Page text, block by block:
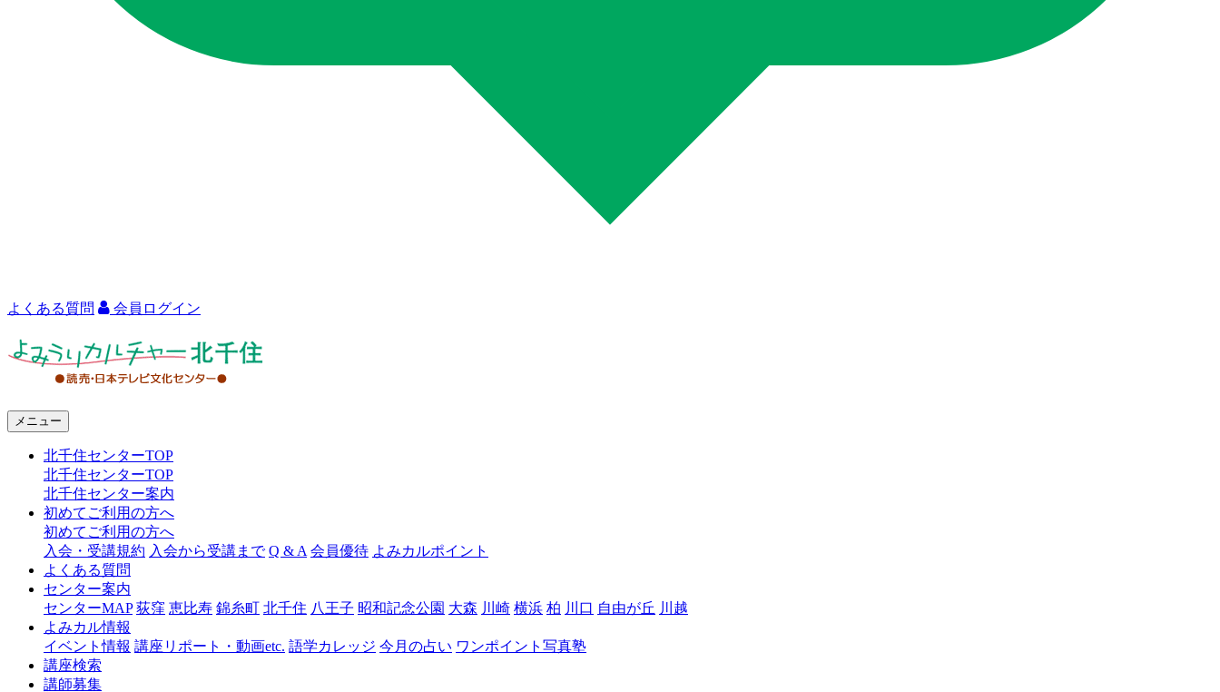
よくある質問 会員ログイン
ャ
北
千
メニュー
北千住センターTOP
北千住センターTOP
北千住センター案内
初めてご利用の方へ
初めてご利用の方へ
入会・受講規約 入会から受講まで Q & A 会員優待 よみカルポイント
よくある質問
センター案内
センターMAP 荻窪 恵比寿 錦糸町 北千住 八王子 昭和記念公園 大森 川崎 横浜 柏 川口 自由が丘 川越
よみカル情報
イベント情報 講座リポート・動画etc. 語学カレッジ 今月の占い ワンポイント写真塾
講座検索
講師募集